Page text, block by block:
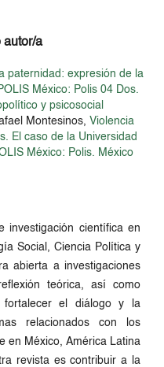
autor/a
paternidad: expresión de la
México: Polis 04 Dos.
y psicosocial
Montesinos, Violencia
El caso de la Universidad
México: Polis. México
investigación científica en
Social, Ciencia Política y
abierta a investigaciones
teórica, así como
fortalecer el diálogo y la
relacionados con los
en México, América Latina
revista es contribuir a la